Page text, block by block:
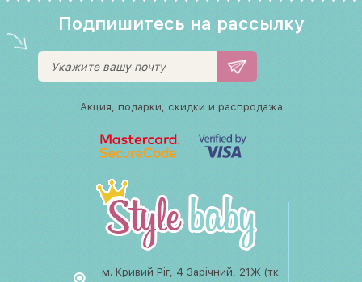
Подпишитесь на рассылку
Акция, подарки, скидки и распродажа
м. Кривий Ріг, 4 Зарічний, 21Ж (тк